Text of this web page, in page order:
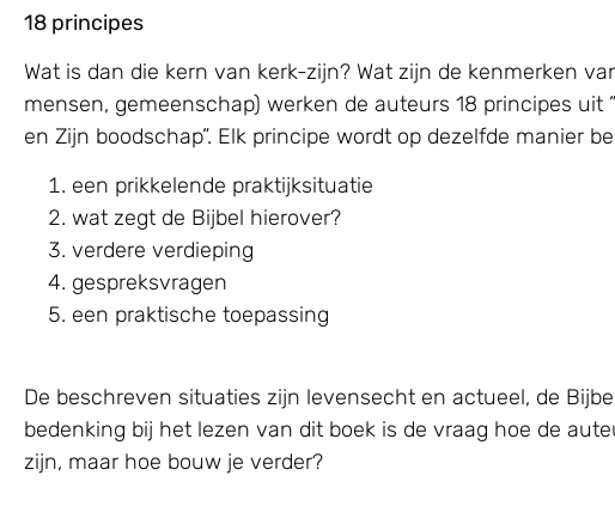
18 principes
Wat is dan die kern van kerk-zijn? Wat zijn de kenmerken
mensen, gemeenschap) werken de auteurs 18 principes
en Zijn boodschap”. Elk principe wordt op dezelfde manier
een prikkelende praktijksituatie
wat zegt de Bijbel hierover?
verdere verdieping
gespreksvragen
een praktische toepassing
De beschreven situaties zijn levensecht en actueel, de
bedenking bij het lezen van dit boek is de vraag hoe de
zijn, maar hoe bouw je verder?